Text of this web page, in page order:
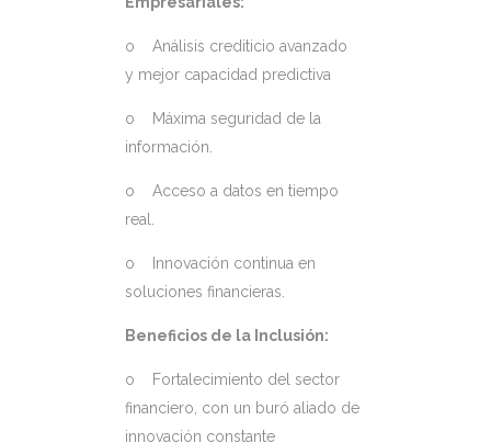
o Análisis crediticio avanzado
y mejor capacidad predictiva
o Máxima seguridad de la
información.
o Acceso a datos en tiempo
real.
o Innovación continua en
soluciones financieras.
Beneficios de la Inclusión:
o Fortalecimiento del sector
financiero, con un buró aliado de
innovación constante